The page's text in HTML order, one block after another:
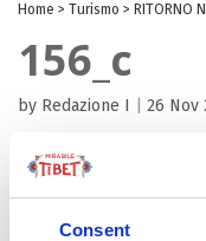
Consent
Home > Turismo > RITORNO
156_c
by Redazione I 26 Nov